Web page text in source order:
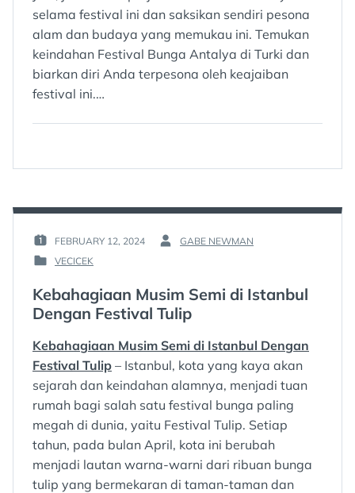
selama festival ini dan saksikan sendiri pesona
alam dan budaya yang memukau ini. Temukan
keindahan Festival Bunga Antalya di Turki dan
biarkan diri Anda terpesona oleh keajaiban
festival ini.…
POSTED
ON
FEBRUARY 12, 2024
BY
GABE NEWMAN
POSTED
VECICEK
Kebahagiaan Musim Semi di Istanbul
Dengan Festival Tulip
Kebahagiaan Musim Semi di Istanbul Dengan
Festival Tulip – Istanbul, kota yang kaya akan
sejarah dan keindahan alamnya, menjadi tuan
rumah bagi salah satu festival bunga paling
megah di dunia, yaitu Festival Tulip. Setiap
tahun, pada bulan April, kota ini berubah
menjadi lautan warna-warni dari ribuan bunga
tulip yang bermekaran di taman-taman dan